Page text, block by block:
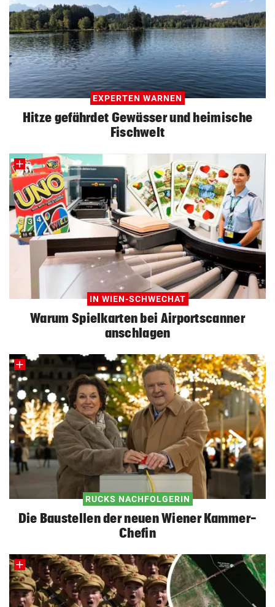
EXPERTEN WARNEN
Hitze gefährdet Gewässer und heimische
Fischwelt
IN WIEN-SCHWECHAT
Warum Spielkarten bei Airportscanner
anschlagen
RUCKS NACHFOLGERIN
Die Baustellen der neuen Wiener Kammer-
Chefin